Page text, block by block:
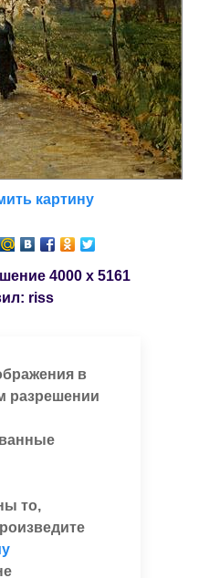
картину
4000 x 5161
riss
в
разрешении
то,